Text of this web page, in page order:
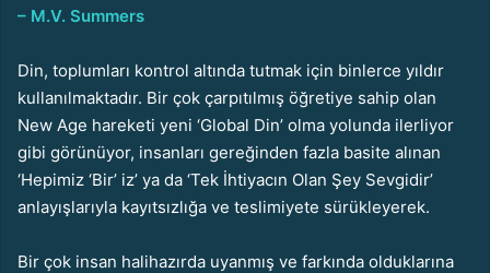
– M.V. Summers
Din, toplumları kontrol altında tutmak için binlerce yıldır
kullanılmaktadır. Bir çok çarpıtılmış öğretiye sahip olan
New Age hareketi yeni ‘Global Din’ olma yolunda ilerliyor
gibi görünüyor, insanları gereğinden fazla basite alınan
‘Hepimiz ‘Bir’ iz’ ya da ‘Tek İhtiyacın Olan Şey Sevgidir’
anlayışlarıyla kayıtsızlığa ve teslimiyete sürükleyerek.
Bir çok insan halihazırda uyanmış ve farkında olduklarına